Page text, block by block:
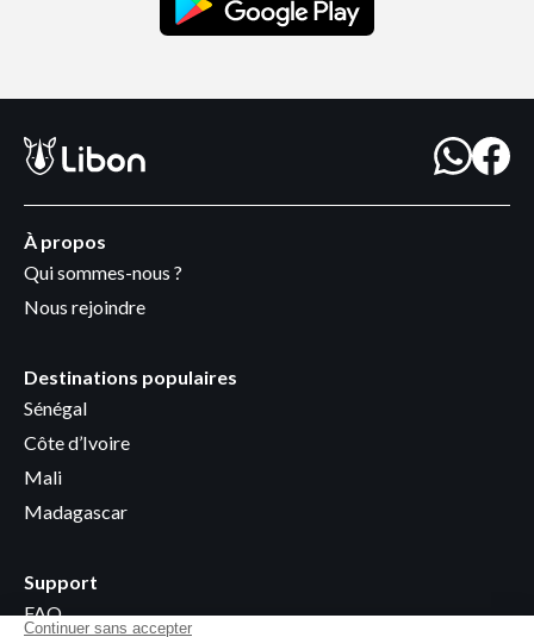
À propos
Qui sommes-nous ?
Nous rejoindre
Destinations populaires
Sénégal
Côte d’Ivoire
Mali
Madagascar
Support
FAQ